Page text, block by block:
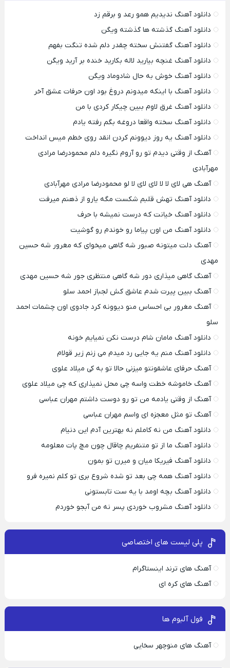
دانلود آهنگ ندیدیم همو رعد و برقم زد
دانلود آهنگ گذشته ها گذشته ویگن
دانلود آهنگ گفتنش سخته چقدر دلم شده تنگت بفهم
دانلود آهنگ غنچه بیارید لاله بکارید خنده بر آرید ویگن
دانلود آهنگ خوش به حال شادوماد ویگن
دانلود آهنگ با اینکه میدونم دروغ بود اون حرفات عشق آخر
دانلود آهنگ غرق لاوم ببین چیکار کردی با من
دانلود آهنگ سخته واقعا دروغه بگم رفته یادم
دانلود آهنگ یه روز دیوونم کردن انقد روی خطم میس انداخت
آهنگ از وقتی دیدم تو رو آروم نگیره دلم محمودرضا مرادی
مهرآبادی
آهنگ هی لای لا لا لای لای لا لو محمودرضا مرادی مهرآبادی
دانلود آهنگ تهش قلبم شکست مگه یارو از ذهنم میرفت
دانلود آهنگ خیانت که درست نمیشه با حرف
دانلود آهنگ من اون پیاما رو خوندم رو گوشیت
آهنگ دلت میتونه صبور شه گاهی میخوای که مغرور شه حسین
مهدی
آهنگ گاهی میذاری دور شه گاهی منتظری جور شه حسین مهدی
آهنگ ببین پیرت شدم عاشق کش لجباز احمد سلو
آهنگ مغرور بی احساس منو دیوونه کرد جادوی اون چشمات احمد
سلو
دانلود آهنگ مامان شام درست نکن نمیایم خونه
دانلود آهنگ منم یه جایی رد میدم می زنم زیر قولام
آهنگ حرفای عاشقونتو میزنی حالا تو به کی میلاد علوی
آهنگ خاموشه خطت واسه چی محل نمیذاری که چی میلاد علوی
آهنگ از وقتی یادمه من تو رو دوست داشتم مهران عباسی
آهنگ تو مثل معجزه ای واسم مهران عباسی
دانلود آهنگ من نه کاملم نه بهترین آدم این دنیام
دانلود آهنگ ما از تو متنفریم چاقال چون مچ پات معلومه
دانلود آهنگ فیریکا میان و میرن تو بمون
دانلود آهنگ همه چی بعد تو شده شروع بری تو کلم نمیره فرو
دانلود آهنگ بچه اومد با یه ست تابستونی
دانلود آهنگ مشروب خوردی پسر نه من آبجو خوردم
پلی لیست های اختصاصی
آهنگ های ترند اینستاگرام
آهنگ های کره ای
فول آلبوم ها
آهنگ های منوچهر سخایی